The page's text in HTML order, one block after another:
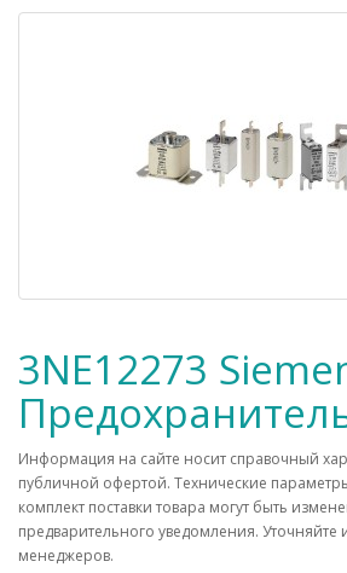
3NE12273
Информация на сайте носит справочный
публичной офертой. Технические
комплект поставки товара могут быть
предварительного уведомления.
менеджеров.